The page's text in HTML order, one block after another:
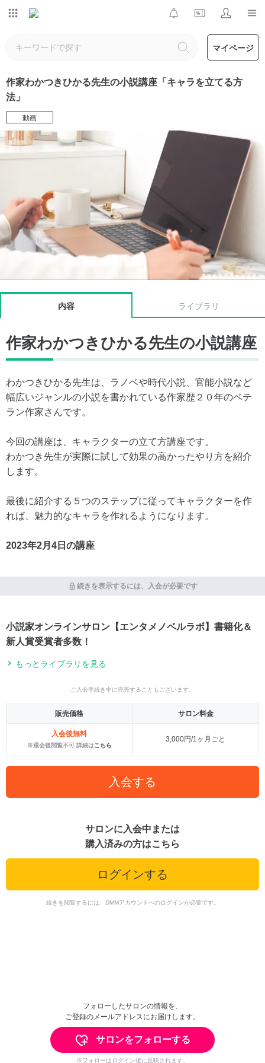
マイページ
作家わかつきひかる先生の小説講座「キャラを立てる方
法」
動画
内容 ライブラリ
作家わかつきひかる先生の小説講座
わかつきひかる先生は、ラノベや時代小説、官能小説など
幅広いジャンルの小説を書かれている作家歴２０年のベテ
ラン作家さんです。
今回の講座は、キャラクターの立て方講座です。
わかつき先生が実際に試して効果の高かったやり方を紹介
します。
最後に紹介する５つのステップに従ってキャラクターを作
れば、魅力的なキャラを作れるようになります。
2023年2月4日の講座
続きを表示するには、入会が必要です
小説家オンラインサロン【エンタメノベルラボ】書籍化＆
新人賞受賞者多数！
もっとライブラリを見る
ご入会手続き中に完売することもございます。
販売価格 サロン料金
入会後無料
※退会後閲覧不可 詳細はこちら
3,000円/1ヶ月ごと
入会する
サロンに入会中または
購入済みの方はこちら
ログインする
続きを閲覧するには、DMMアカウントへのログインが必要です。
フォローしたサロンの情報を、
ご登録のメールアドレスにお届けします。
サロンをフォローする
※フォローはログイン後に反映されます。